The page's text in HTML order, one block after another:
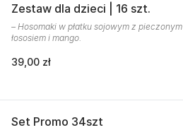
Zestaw dla dzieci | 16 szt.
– Hosomaki w płatku sojowym z pieczonym
łososiem i mango.
39,00 zł
Set Promo 34szt